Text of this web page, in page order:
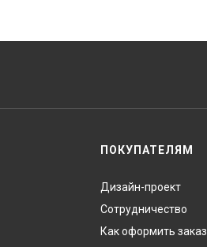
ПОКУПАТЕЛЯМ
Дизайн-проект
Сотрудничество
Как оформить заказ